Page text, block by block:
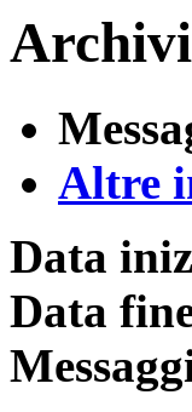
Altre
Data
Data